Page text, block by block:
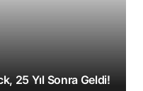
25 Yıl Sonra Geldi!